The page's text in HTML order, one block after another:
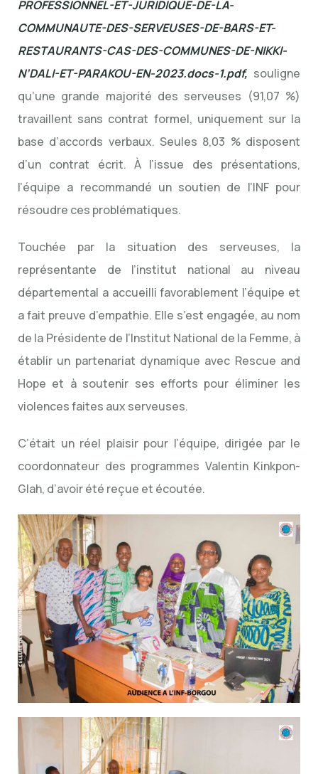
PROFESSIONNEL-ET-JURIDIQUE-DE-LA-
COMMUNAUTE-DES-SERVEUSES-DE-BARS-ET-
RESTAURANTS-CAS-DES-COMMUNES-DE-NIKKI-
N’DALI-ET-PARAKOU-EN-2023.docs-1.pdf, souligne
qu’une grande majorité des serveuses (91,07 %)
travaillent sans contrat formel, uniquement sur la
base d’accords verbaux. Seules 8,03 % disposent
d’un contrat écrit. À l’issue des présentations,
l’équipe a recommandé un soutien de l’INF pour
résoudre ces problématiques.
Touchée par la situation des serveuses, la
représentante de l’institut national au niveau
départemental a accueilli favorablement l’équipe et
a fait preuve d’empathie. Elle s’est engagée, au nom
de la Présidente de l’Institut National de la Femme, à
établir un partenariat dynamique avec Rescue and
Hope et à soutenir ses efforts pour éliminer les
violences faites aux serveuses.
C’était un réel plaisir pour l’équipe, dirigée par le
coordonnateur des programmes Valentin Kinkpon-
Glah, d’avoir été reçue et écoutée.